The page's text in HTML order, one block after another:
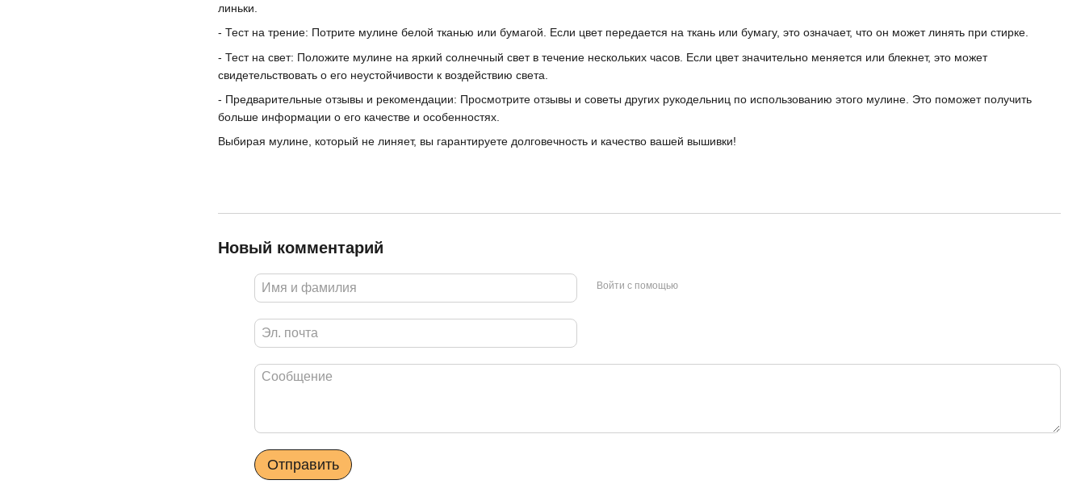
линьки.
- Тест на трение: Потрите мулине белой тканью или бумагой. Если цвет передается на ткань или бумагу, это означает, что он может линять при стирке.
- Тест на свет: Положите мулине на яркий солнечный свет в течение нескольких часов. Если цвет значительно меняется или блекнет, это может
свидетельствовать о его неустойчивости к воздействию света.
- Предварительные отзывы и рекомендации: Просмотрите отзывы и советы других рукодельниц по использованию этого мулине. Это поможет получить
больше информации о его качестве и особенностях.
Выбирая мулине, который не линяет, вы гарантируете долговечность и качество вашей вышивки!
Новый комментарий
Войти с помощью
Отправить